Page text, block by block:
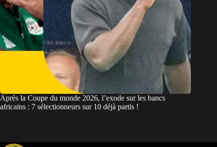
Après la Coupe du monde 2026, l’exode sur les bancs
africains : 7 sélectionneurs sur 10 déjà partis !